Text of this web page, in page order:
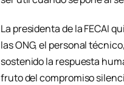
La presidenta de la FECAI
las ONG, el personal
sostenido la respuesta
fruto del compromiso